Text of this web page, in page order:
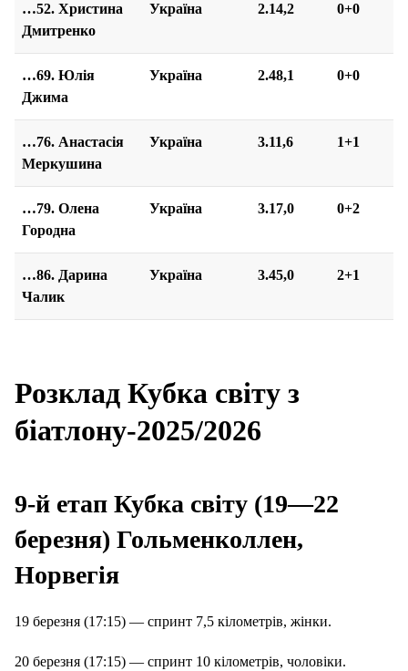
…52. Христина
Дмитренко
Україна 2.14,2 0+0
…69. Юлія
Джима
Україна 2.48,1 0+0
…76. Анастасія
Меркушина
Україна 3.11,6 1+1
…79. Олена
Городна
Україна 3.17,0 0+2
…86. Дарина
Чалик
Україна 3.45,0 2+1
Розклад Кубка світу з
біатлону-2025/2026
9-й етап Кубка світу (19—22
березня) Гольменколлен,
Норвегія
19 березня (17:15) — спринт 7,5 кілометрів, жінки.
20 березня (17:15) — спринт 10 кілометрів, чоловіки.